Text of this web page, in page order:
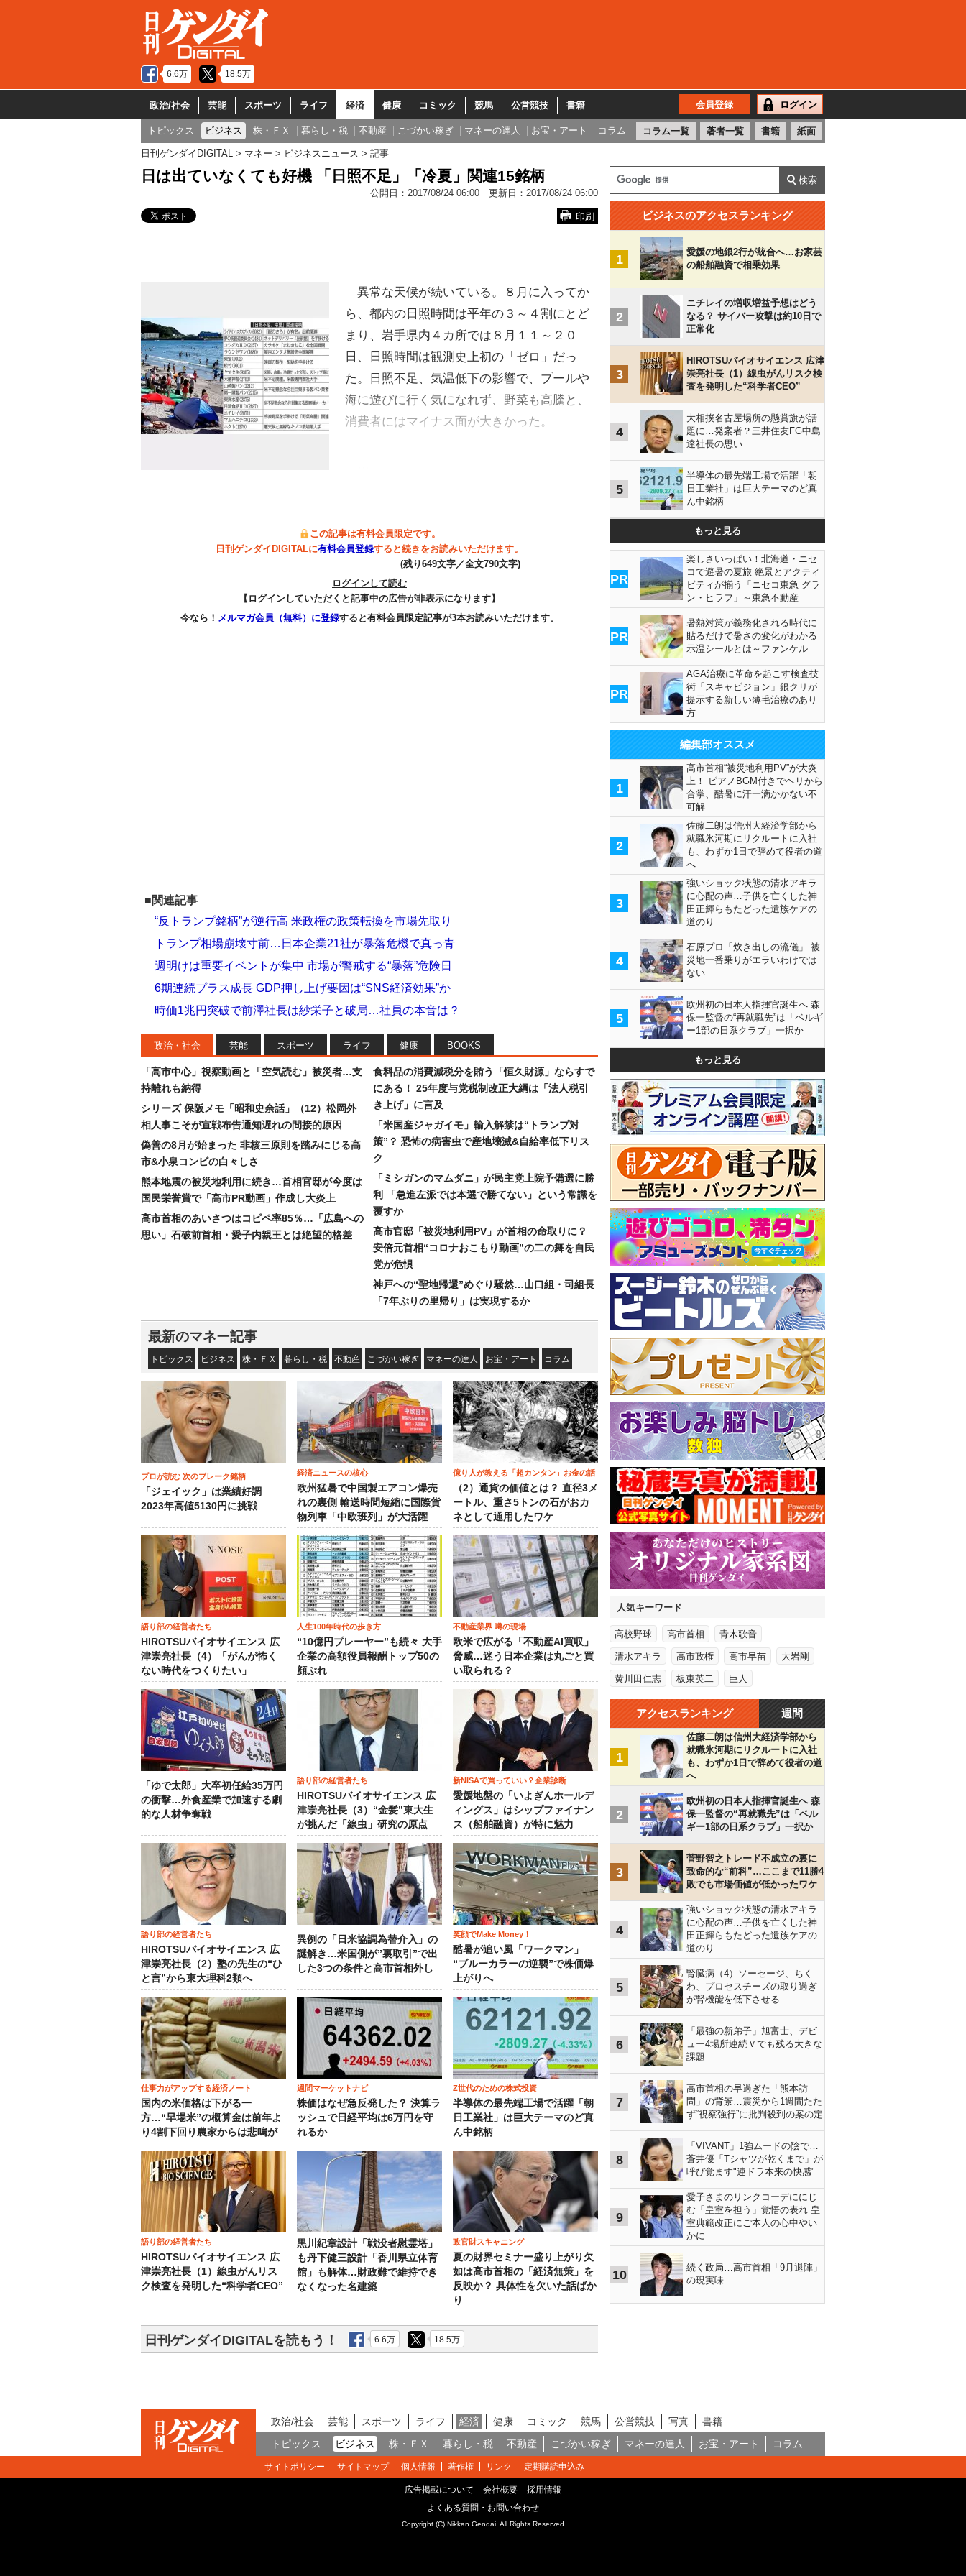
6.6万 18.5万
政治/社会 芸能 スポーツ ライフ 経済 健康 コミック 競馬 公営競技 書籍 会員登録 ログイン
トピックス ビジネス 株・ＦＸ 暮らし・税 不動産 こづかい稼ぎ マネーの達人 お宝・アート コラム コラム一覧 著者一覧 書籍 紙面
日刊ゲンダイDIGITAL マネー ビジネスニュース 記事
日は出ていなくても好機 「日照不足」「冷夏」関連15銘柄
公開日： 2017/08/24 06:00 更新日： 2017/08/24 06:00
印刷
異常な天候が続いている。８月に入ってか
ら、都内の日照時間は平年の３～４割にとど
まり、岩手県内４カ所では８月１１～２０
日、日照時間は観測史上初の「ゼロ」だっ
た。日照不足、気温低下の影響で、プールや
海に遊びに行く気になれず、野菜も高騰と、
消費者にはマイナス面が大きかった。
この記事は有料会員限定です。
日刊ゲンダイDIGITALに有料会員登録すると続きをお読みいただけます。
(残り649文字／全文790文字)
ログインして読む
【ログインしていただくと記事中の広告が非表示になります】
今なら！ メルマガ会員（無料）に登録すると有料会員限定記事が3本お読みいただけます。
■関連記事
“反トランプ銘柄”が逆行高 米政権の政策転換を市場先取り
トランプ相場崩壊寸前…日本企業21社が暴落危機で真っ青
週明けは重要イベントが集中 市場が警戒する“暴落”危険日
6期連続プラス成長 GDP押し上げ要因は“SNS経済効果”か
時価1兆円突破で前澤社長は紗栄子と破局…社員の本音は？
政治・社会 芸能 スポーツ ライフ 健康 BOOKS
「高市中心」視察動画と「空気読む」被災者…支
持離れも納得
シリーズ 保阪メモ「昭和史余話」（12）松岡外
相人事こそが宣戦布告通知遅れの間接的原因
偽善の8月が始まった 非核三原則を踏みにじる高
市&小泉コンビの白々しさ
熊本地震の被災地利用に続き…首相官邸が今度は
国民栄誉賞で「高市PR動画」作成し大炎上
高市首相のあいさつはコピペ率85％…「広島への
思い」石破前首相・愛子内親王とは絶望的格差
食料品の消費減税分を賄う「恒久財源」ならすで
にある！ 25年度与党税制改正大綱は「法人税引
き上げ」に言及
「米国産ジャガイモ」輸入解禁は“トランプ対
策”？ 恐怖の病害虫で産地壊滅&自給率低下リス
ク
「ミシガンのマムダニ」が民主党上院予備選に勝
利 「急進左派では本選で勝てない」という常識を
覆すか
高市官邸「被災地利用PV」が首相の命取りに？
安倍元首相“コロナおこもり動画”の二の舞を自民
党が危惧
神戸への“聖地帰還”めぐり騒然…山口組・司組長
「7年ぶりの里帰り」は実現するか
最新のマネー記事
トピックス ビジネス 株・ＦＸ 暮らし・税 不動産 こづかい稼ぎ マネーの達人 お宝・アート コラム
プロが読む 次のブレーク銘柄
「ジェイック」は業績好調
2023年高値5130円に挑戦
経済ニュースの核心
欧州猛暑で中国製エアコン爆売
れの裏側 輸送時間短縮に国際貨
物列車「中欧班列」が大活躍
億り人が教える「超カンタン」お金の話
（2）通貨の価値とは？ 直径3メ
ートル、重さ5トンの石がおカ
ネとして通用したワケ
語り部の経営者たち
HIROTSUバイオサイエンス 広
津崇亮社長（4）「がんが怖く
ない時代をつくりたい」
人生100年時代の歩き方
“10億円プレーヤー”も続々 大手
企業の高額役員報酬トップ50の
顔ぶれ
不動産業界 噂の現場
欧米で広がる「不動産AI買収」
脅威…迷う日本企業は丸ごと買
い取られる？
「ゆで太郎」大卒初任給35万円
の衝撃…外食産業で加速する劇
的な人材争奪戦
語り部の経営者たち
HIROTSUバイオサイエンス 広
津崇亮社長（3）“金髪”東大生
が挑んだ「線虫」研究の原点
新NISAで買っていい？企業診断
愛媛地盤の「いよぎんホールデ
ィングス」はシップファイナン
ス（船舶融資）が特に魅力
語り部の経営者たち
HIROTSUバイオサイエンス 広
津崇亮社長（2）塾の先生の“ひ
と言”から東大理科2類へ
異例の「日米協調為替介入」の
謎解き…米国側が”裏取引”で出
した3つの条件と高市首相外し
笑顔でMake Money！
酷暑が追い風「ワークマン」
“ブルーカラーの逆襲”で株価爆
上がりへ
仕事力がアップする経済ノート
国内の米価格は下がる一
方…“早場米”の概算金は前年よ
り4割下回り農家からは悲鳴が
週間マーケットナビ
株価はなぜ急反発した？ 決算ラ
ッシュで日経平均は6万円を守
れるか
Z世代のための株式投資
半導体の最先端工場で活躍「朝
日工業社」は巨大テーマのど真
ん中銘柄
語り部の経営者たち
HIROTSUバイオサイエンス 広
津崇亮社長（1）線虫がんリス
ク検査を発明した“科学者CEO”
黒川紀章設計「戦没者慰霊塔」
も丹下健三設計「香川県立体育
館」も解体…財政難で維持でき
なくなった名建築
政官財スキャニング
夏の財界セミナー盛り上がり欠
如は高市首相の「経済無策」を
反映か？ 具体性を欠いた話ばか
り
日刊ゲンダイDIGITALを読もう！ 6.6万 18.5万
ビジネスのアクセスランキング
1
愛媛の地銀2行が統合へ…お家芸
の船舶融資で相乗効果
2
ニチレイの増収増益予想はどう
なる？ サイバー攻撃は約10日で
正常化
3
HIROTSUバイオサイエンス 広津
崇亮社長（1）線虫がんリスク検
査を発明した“科学者CEO”
4
大相撲名古屋場所の懸賞旗が話
題に…発案者？三井住友FG中島
達社長の思い
5
半導体の最先端工場で活躍「朝
日工業社」は巨大テーマのど真
ん中銘柄
もっと見る
PR
楽しさいっぱい！北海道・ニセ
コで避暑の夏旅 絶景とアクティ
ビティが揃う「ニセコ東急 グラ
ン・ヒラフ」～東急不動産
PR
暑熱対策が義務化される時代に
貼るだけで暑さの変化がわかる
示温シールとは～ファンケル
PR
AGA治療に革命を起こす検査技
術「スキャビジョン」銀クリが
提示する新しい薄毛治療のあり
方
編集部オススメ
1
高市首相“被災地利用PV”が大炎
上！ ピアノBGM付きでヘリから
合掌、酷暑に汗一滴かかない不
可解
2
佐藤二朗は信州大経済学部から
就職氷河期にリクルートに入社
も、わずか1日で辞めて役者の道
へ
3
強いショック状態の清水アキラ
に心配の声…子供を亡くした神
田正輝らもたどった遺族ケアの
道のり
4
石原プロ「炊き出しの流儀」 被
災地一番乗りがエラいわけでは
ない
5
欧州初の日本人指揮官誕生へ 森
保一監督の“再就職先”は「ベルギ
ー1部の日系クラブ」一択か
もっと見る
人気キーワード
高校野球 高市首相 青木歌音
清水アキラ 高市政権 高市早苗 大岩剛
黄川田仁志 板東英二 巨人
アクセスランキング 週間
1
佐藤二朗は信州大経済学部から
就職氷河期にリクルートに入社
も、わずか1日で辞めて役者の道
へ
2
欧州初の日本人指揮官誕生へ 森
保一監督の“再就職先”は「ベル
ギー1部の日系クラブ」一択か
3
菅野智之トレード不成立の裏に
致命的な“前科”…ここまで11勝4
敗でも市場価値が低かったワケ
4
強いショック状態の清水アキラ
に心配の声…子供を亡くした神
田正輝らもたどった遺族ケアの
道のり
5
腎臓病（4）ソーセージ、ちく
わ、プロセスチーズの取り過ぎ
が腎機能を低下させる
6
「最強の新弟子」旭富士、デビ
ュー4場所連続Ｖでも残る大きな
課題
7
高市首相の早過ぎた「熊本訪
問」の背景…震災から1週間たた
ず“視察強行”に批判殺到の案の定
8
「VIVANT」1強ムードの陰で…
蒼井優「Tシャツが乾くまで」が
呼び覚ます"連ドラ本来の快感"
9
愛子さまのリンクコーデににじ
む「皇室を担う」覚悟の表れ 皇
室典範改正にご本人の心中やい
かに
10
続く政局…高市首相「9月退陣」
の現実味
政治/社会 芸能 スポーツ ライフ 経済 健康 コミック 競馬 公営競技 写真
書籍
トピックス
ビジネス 株・ＦＸ 暮らし・税 不動産 こづかい稼ぎ マネーの達人 お宝・アート コラム
サイトポリシー サイトマップ 個人情報 著作権 リンク 定期購読申込み
広告掲載について 会社概要
採用情報
よくある質問・お問い合わせ
Copyright (C) Nikkan Gendai. All Rights Reserved